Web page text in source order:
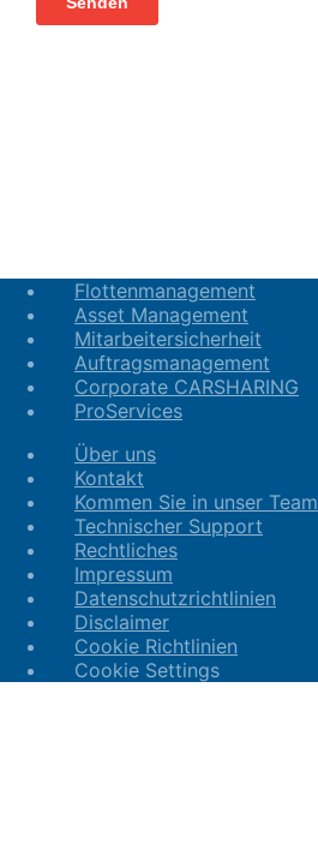
Flottenmanagement
Asset Management
Mitarbeitersicherheit
Auftragsmanagement
Corporate CARSHARING
ProServices
Über uns
Kontakt
Kommen Sie in unser Team
Technischer Support
Rechtliches
Impressum
Datenschutzrichtlinien
Disclaimer
Cookie Richtlinien
Cookie Settings